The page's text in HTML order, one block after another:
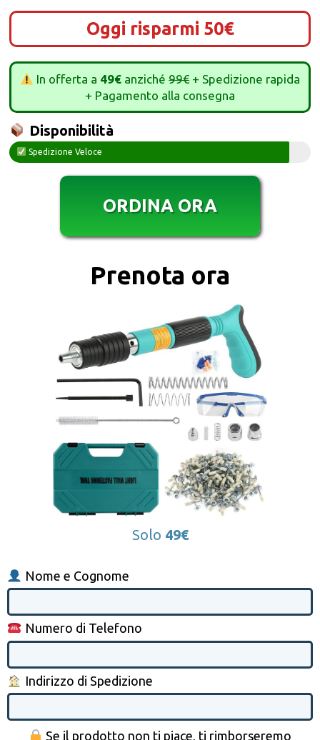
Oggi risparmi 50€
In offerta a 49€ anziché99€+ Spedizione rapida
+ Pagamento alla consegna
Disponibilità
Spedizione Veloce
ORDINA ORA
Prenota ora
Solo 49€
Nome e Cognome
Numero di Telefono
Indirizzo di Spedizione
Se il prodotto non ti piace, ti rimborseremo